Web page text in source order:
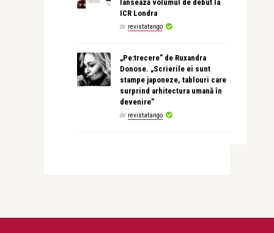
lansează volumul de debut la
ICR Londra
de revistatango
„Pe:trecere” de Ruxandra
Donose. „Scrierile ei sunt
stampe japoneze, tablouri care
surprind arhitectura umană în
devenire”
de revistatango